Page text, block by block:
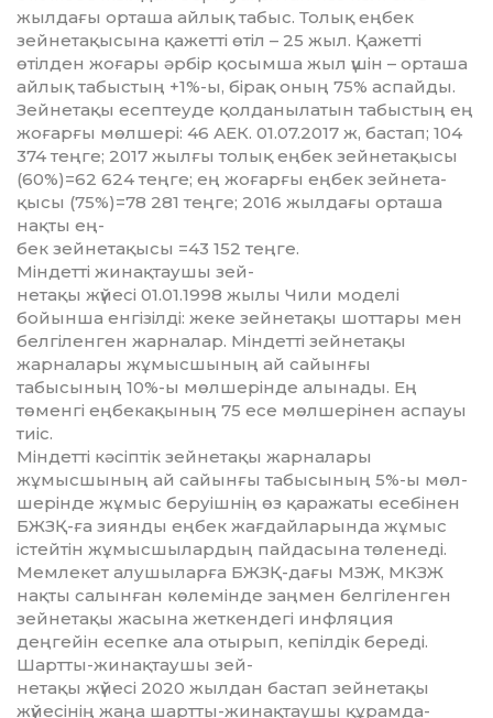
жылдағы орташа айлық та­быс. Толық еңбек
зейнетақы­сы­на қажетті өтіл – 25 жыл. Қа­жет­ті
өтілден жоғары әрбір қо­сым­ша жыл үшін – орташа
ай­лық табыстың +1%-ы, бірақ оның 75% аспайды.
Зейнетақы есеп­теуде қолданылатын табыс­тың ең
жоғарғы мөлшері: 46 АЕК. 01.07.2017 ж, бастап; 104
374 теңге; 2017 жылғы толық ең­бек зейнетақысы
(60%)=62 624 тең­ге; ең жоғарғы еңбек зейне­т­а­
қысы (75%)=78 281 теңге; 2016 жыл­дағы орташа
нақты ең-
бек зей­нетақысы =43 152 теңге.
Міндетті жинақтаушы зей­­-
не­т­ақы жүйесі 01.01.1998 жылы Чи­ли моделі
бойынша енгізілді: же­ке зейнетақы шоттары мен
бел­гіленген жарналар. Міндетті зей­нетақы
жарналары жұмыс­шы­ның ай сайынғы
табысының 10%-ы мөлшерінде алынады. Ең
төменгі еңбекақының 75 есе мөл­шерінен аспауы
тиіс.
Міндетті кәсіптік зейнетақы жар­налары
жұмысшының ай сайын­ғы табысының 5%-ы мөл­
шерінде жұмыс беруішнің өз қа­ражаты есебінен
БЖЗҚ-ға зиян­ды еңбек жағдайларында жұ­мыс
істейтін жұмысшылардың пайдасына төленеді.
Мемлекет алушыларға БЖЗҚ-дағы МЗЖ, МКЗЖ
нақты салынған көлемінде заңмен бел­гіленген
зейнетақы жасына жет­кен­дегі инфляция
деңгейін есеп­ке ала отырып, кепілдік береді.
Шартты-жинақтаушы зей-
не­т­ақы жүйесі 2020 жылдан бас­тап зейнетақы
жүйесінің жаңа шарт­ты-жинақтаушы құрам­да­